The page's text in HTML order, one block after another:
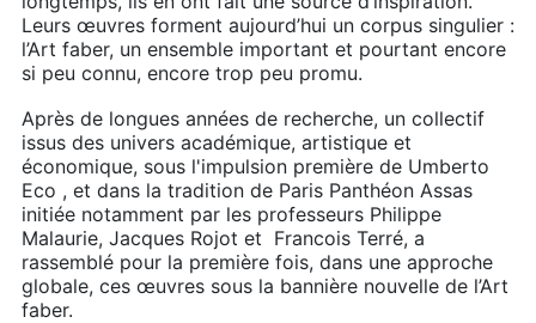
Leurs œuvres forment aujourd’hui un corpus singulier :
l’Art faber, un ensemble important et pourtant encore
si peu connu, encore trop peu promu.
Après de longues années de recherche, un collectif
issus des univers académique, artistique et
économique, sous l'impulsion première de Umberto
Eco , et dans la tradition de Paris Panthéon Assas
initiée notamment par les professeurs Philippe
Malaurie, Jacques Rojot et Francois Terré, a
rassemblé pour la première fois, dans une approche
globale, ces œuvres sous la bannière nouvelle de l’Art
faber.